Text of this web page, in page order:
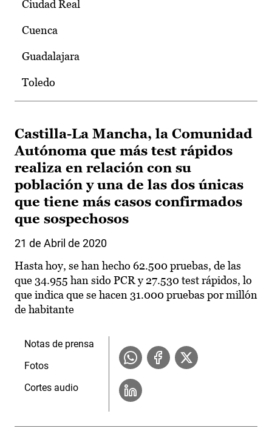
Ciudad Real
Cuenca
Guadalajara
Toledo
Castilla-La Mancha, la Comunidad
Autónoma que más test rápidos
realiza en relación con su
población y una de las dos únicas
que tiene más casos confirmados
que sospechosos
21 de Abril de 2020
Hasta hoy, se han hecho 62.500 pruebas, de las
que 34.955 han sido PCR y 27.530 test rápidos, lo
que indica que se hacen 31.000 pruebas por millón
de habitante
Notas de prensa
Fotos
Cortes audio